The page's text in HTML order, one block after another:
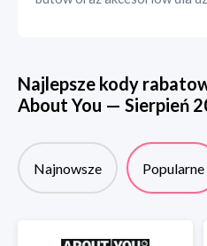
Najlepsze kody
About You — Sierpień
Najnowsze Popularne